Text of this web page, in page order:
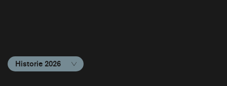
Historie 2026